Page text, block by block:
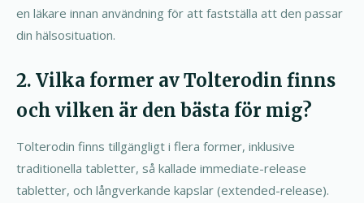
en läkare innan användning för att fastställa att den passar
din hälsosituation.
2. Vilka former av Tolterodin finns
och vilken är den bästa för mig?
Tolterodin finns tillgängligt i flera former, inklusive
traditionella tabletter, så kallade immediate-release
tabletter, och långverkande kapslar (extended-release).